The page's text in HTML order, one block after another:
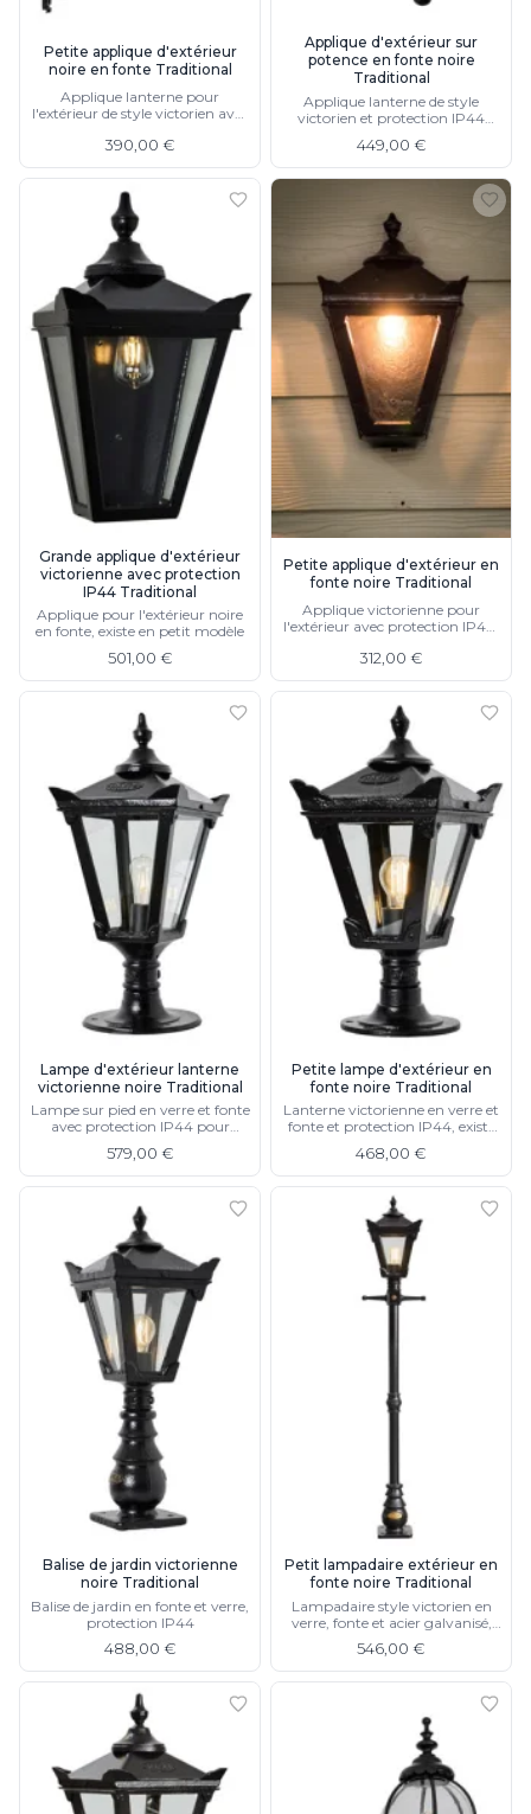
Petite applique d'extérieur
noire en fonte Traditional
Applique lanterne pour
l'extérieur de style victorien avec
390,00 €
Applique d'extérieur sur
potence en fonte noire
Traditional
Applique lanterne de style
victorien et protection IP44
449,00 €
Grande applique d'extérieur
victorienne avec protection
IP44 Traditional
Applique pour l'extérieur noire
en fonte, existe en petit modèle
501,00 €
Petite applique d'extérieur en
fonte noire Traditional
Applique victorienne pour
l'extérieur avec protection IP44,
312,00 €
Lampe d'extérieur lanterne
victorienne noire Traditional
Lampe sur pied en verre et fonte
avec protection IP44 pour
579,00 €
Petite lampe d'extérieur en
fonte noire Traditional
Lanterne victorienne en verre et
fonte et protection IP44, existe
468,00 €
Balise de jardin victorienne
noire Traditional
Balise de jardin en fonte et verre,
protection IP44
488,00 €
Petit lampadaire extérieur en
fonte noire Traditional
Lampadaire style victorien en
verre, fonte et acier galvanisé,
546,00 €